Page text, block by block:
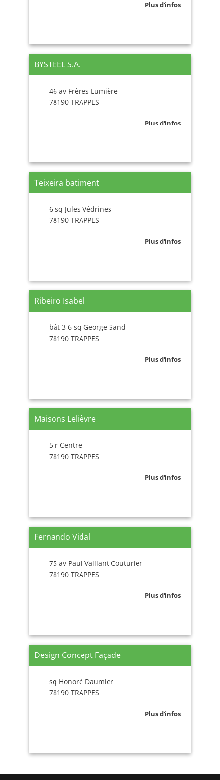
Plus d'infos
BYSTEEL S.A.
46 av Frères Lumière
78190 TRAPPES
Plus d'infos
Teixeira batiment
6 sq Jules Védrines
78190 TRAPPES
Plus d'infos
Ribeiro Isabel
bât 3 6 sq George Sand
78190 TRAPPES
Plus d'infos
Maisons Lelièvre
5 r Centre
78190 TRAPPES
Plus d'infos
Fernando Vidal
75 av Paul Vaillant Couturier
78190 TRAPPES
Plus d'infos
Design Concept Façade
sq Honoré Daumier
78190 TRAPPES
Plus d'infos